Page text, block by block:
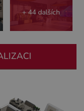
+ 44 dalších